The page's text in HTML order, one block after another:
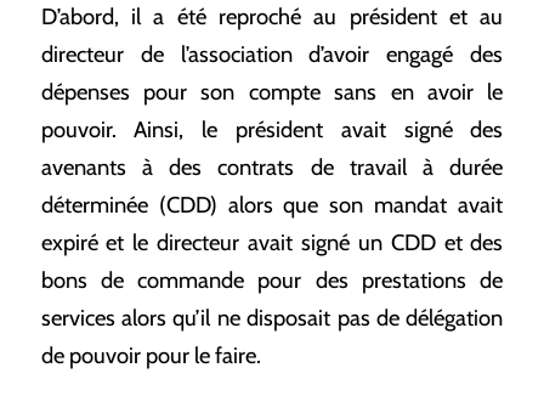
D’abord, il a été reproché au président et au
directeur de l’association d’avoir engagé des
dépenses pour son compte sans en avoir le
pouvoir. Ainsi, le président avait signé des
avenants à des contrats de travail à durée
déterminée (CDD) alors que son mandat avait
expiré et le directeur avait signé un CDD et des
bons de commande pour des prestations de
services alors qu’il ne disposait pas de délégation
de pouvoir pour le faire.